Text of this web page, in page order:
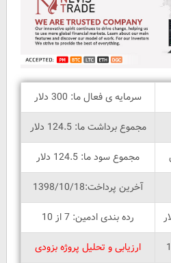
سرمایه ی فعال ما: 300 دلار
مجموع برداشت ما: 124.5 دلار
مجموع سود ما: 124.5 دلار
آخرین پرداخت:1398/10/18
رده بندی ادمین: 7 از 10
ارزیابی و تحلیل پروژه بزودی